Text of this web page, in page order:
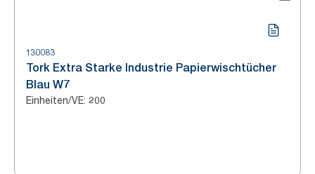
130083
Tork Extra Starke Industrie Papierwischtücher
Blau W7
Einheiten/VE: 200